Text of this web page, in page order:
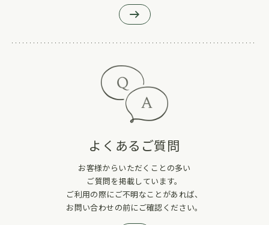
よくあるご質問
お客様からいただくことの多い
ご質問を掲載しています。
ご利用の際にご不明なことがあれば、
お問い合わせの前にご確認ください。